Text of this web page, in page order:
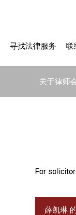
寻找法律服务 联
关于律师
For
薛凯琳